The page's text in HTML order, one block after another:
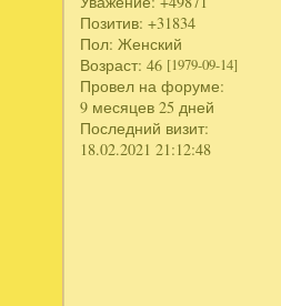
Позитив: +31834
Пол: Женский
Возраст: 46 [1979-09-14]
Провел на форуме:
9 месяцев 25 дней
Последний визит:
18.02.2021 21:12:48